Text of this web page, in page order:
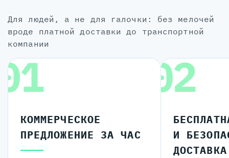
для людей, а не для галочки: без мелочей
вроде платной доставки до транспортной
компании
КОММЕРЧЕСКОЕ
ПРЕДЛОЖЕНИЕ ЗА ЧАС
02
И
ДОСТАВКА